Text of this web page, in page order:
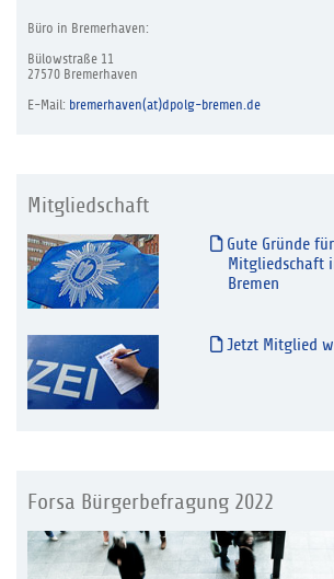
Büro in Bremerhaven:
Bülowstraße 11
27570 Bremerhaven
E-Mail: bremerhaven(at)dpolg-bremen.de
Mitgliedschaft
Gute Gründe
Mitgliedschaft
Bremen
Jetzt Mitglied
Forsa Bürgerbefragung 2022